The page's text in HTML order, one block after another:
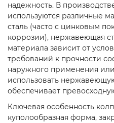
надежность. В
используются различные
сталь (часто с цинковым
коррозии), нержавеющая
материала зависит от
требований к прочности
наружного применения
использовать
обеспечивает
Ключевая особенность
куполообразная форма,